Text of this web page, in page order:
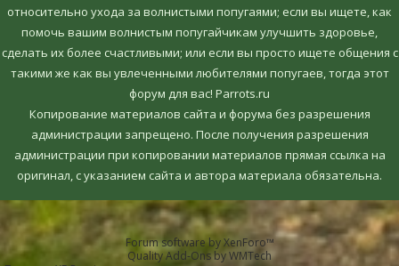
относительно ухода за волнистыми попугаями; если вы ищете, как
помочь вашим волнистым попугайчикам улучшить здоровье,
сделать их более счастливыми; или если вы просто ищете общения с
такими же как вы увлеченными любителями попугаев, тогда этот
форум для вас! Parrots.ru
Копирование материалов сайта и форума без разрешения
администрации запрещено. После получения разрешения
администрации при копировании материалов прямая ссылка на
оригинал, c указанием сайта и автора материала обязательна.
Forum software by XenForo™
Quality Add-Ons by WMTech